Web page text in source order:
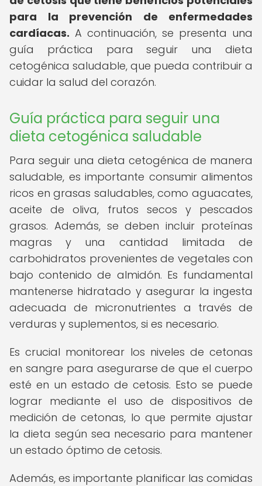
para la prevención de enfermedades
cardíacas. A continuación, se presenta una
guía práctica para seguir una dieta
cetogénica saludable, que pueda contribuir a
cuidar la salud del corazón.
Guía práctica para seguir una
dieta cetogénica saludable
Para seguir una dieta cetogénica de manera
saludable, es importante consumir alimentos
ricos en grasas saludables, como aguacates,
aceite de oliva, frutos secos y pescados
grasos. Además, se deben incluir proteínas
magras y una cantidad limitada de
carbohidratos provenientes de vegetales con
bajo contenido de almidón. Es fundamental
mantenerse hidratado y asegurar la ingesta
adecuada de micronutrientes a través de
verduras y suplementos, si es necesario.
Es crucial monitorear los niveles de cetonas
en sangre para asegurarse de que el cuerpo
esté en un estado de cetosis. Esto se puede
lograr mediante el uso de dispositivos de
medición de cetonas, lo que permite ajustar
la dieta según sea necesario para mantener
un estado óptimo de cetosis.
Además, es importante planificar las comidas